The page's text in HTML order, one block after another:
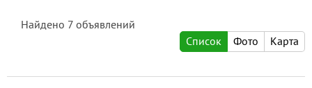
Найдено 7 объявлений
Список
Фото Карта